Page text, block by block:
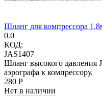
Шланг для компрессора
0.0
КОД:
JAS1407
Шланг высокого давления
аэрографа к компрессору.
‍280‍ Р
Нет в наличии